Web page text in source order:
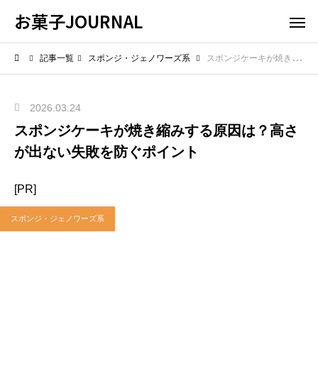
お菓子JOURNAL
記事一覧 スポンジ・ジェノワーズ系 スポンジケーキが焼き縮みする原因は？高さが出ない失敗を防ぐポイント
2026.03.24
スポンジケーキが焼き縮みする原因は？高さ
が出ない失敗を防ぐポイント
[PR]
スポンジ・ジェノワーズ系